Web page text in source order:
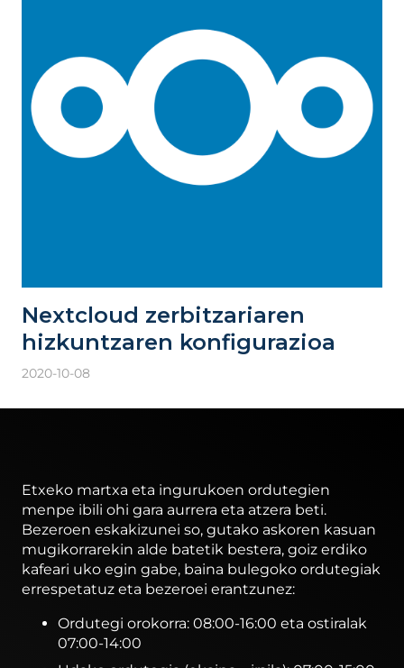
Nextcloud zerbitzariaren
hizkuntzaren konfigurazioa
2020-10-08
Etxeko martxa eta ingurukoen ordutegien
menpe ibili ohi gara aurrera eta atzera beti.
Bezeroen eskakizunei so, gutako askoren kasuan
mugikorrarekin alde batetik bestera, goiz erdiko
kafeari uko egin gabe, baina bulegoko ordutegiak
errespetatuz eta bezeroei erantzunez:
Ordutegi orokorra: 08:00-16:00 eta ostiralak
07:00-14:00